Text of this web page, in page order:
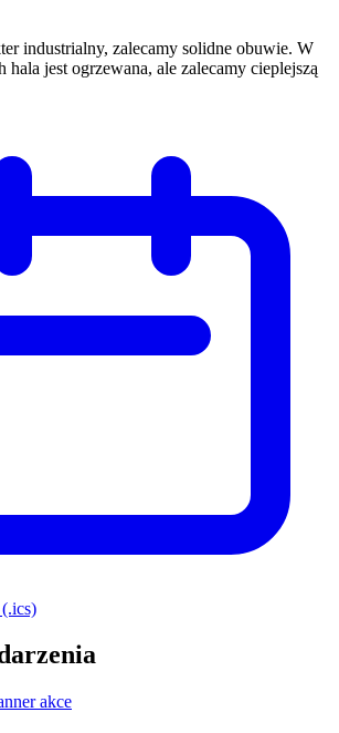
industrialny, zalecamy solidne obuwie. W
hala jest ogrzewana, ale zalecamy cieplejszą